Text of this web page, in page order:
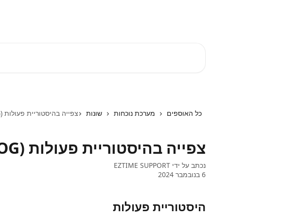
כל האוספים מערכת נוכחות שונות צפייה בהיסטוריית פעולות (LOG)
צפייה בהיסטוריית פעולות (LOG)
נכתב על ידי EZTIME SUPPORT
6 בנובמבר 2024
היסטוריית פעולות